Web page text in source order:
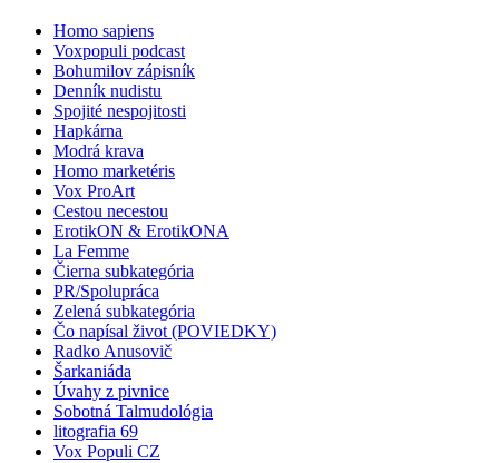
Homo sapiens
Voxpopuli podcast
Bohumilov zápisník
Denník nudistu
Spojité nespojitosti
Hapkárna
Modrá krava
Homo marketéris
Vox ProArt
Cestou necestou
ErotikON & ErotikONA
La Femme
Čierna subkategória
PR/Spolupráca
Zelená subkategória
Čo napísal život (POVIEDKY)
Radko Anusovič
Šarkaniáda
Úvahy z pivnice
Sobotná Talmudológia
litografia 69
Vox Populi CZ